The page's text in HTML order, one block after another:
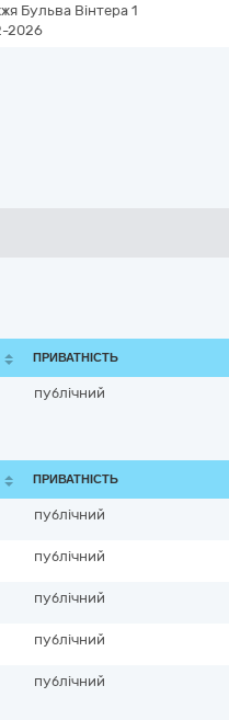
Бульва Вінтера 1
2026
ПРИВАТНІСТЬ
публічний
ПРИВАТНІСТЬ
публічний
публічний
публічний
публічний
публічний